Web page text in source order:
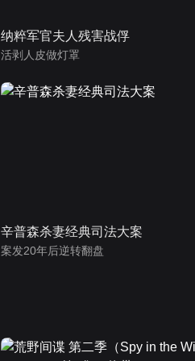
纳粹军官夫人残害战俘
活剥人皮做灯罩
辛普森杀妻经典司法大案
案发20年后逆转翻盘